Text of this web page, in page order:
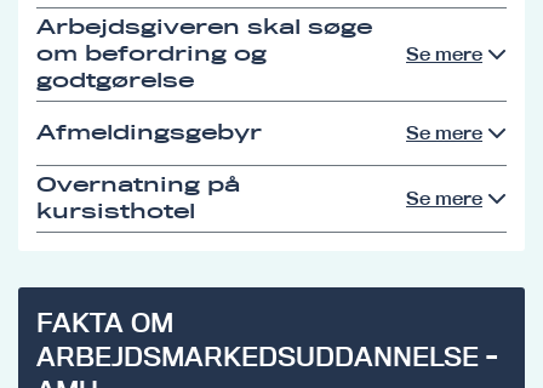
Arbejdsgiveren skal søge
om befordring og
godtgørelse
Se mere
Afmeldingsgebyr Se mere
Overnatning på
kursisthotel
Se mere
FAKTA OM
ARBEJDSMARKEDSUDDANNELSE -